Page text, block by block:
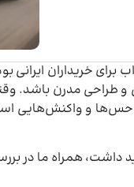
برای خریداران ایرانی
و واکنش‌هایی
ما در بررسی اپتیما